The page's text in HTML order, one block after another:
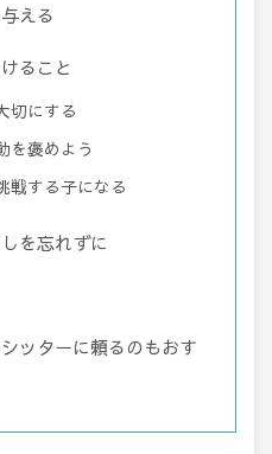
える
ること
切にする
を褒めよう
戦する子になる
を忘れずに
ッターに頼るのもおす